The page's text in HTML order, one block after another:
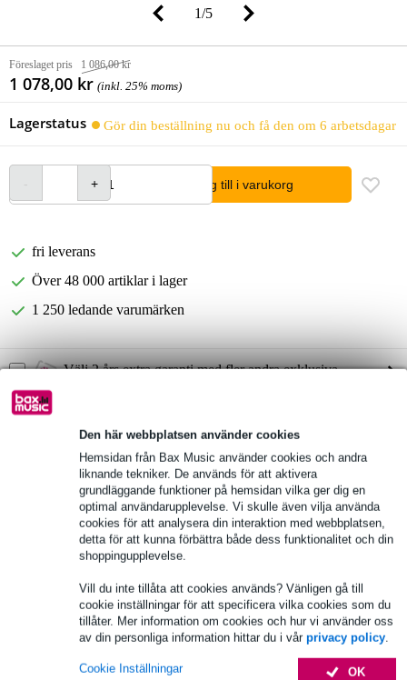
Den här webbplatsen använder cookies
Hemsidan från Bax Music använder cookies och andra
liknande tekniker. De används för att aktivera
grundläggande funktioner på hemsidan vilka ger dig en
optimal användarupplevelse. Vi skulle även vilja använda
cookies för att analysera din interaktion med webbplatsen,
detta för att kunna förbättra både dess funktionalitet och din
shoppingupplevelse.
Vill du inte tillåta att cookies används? Vänligen gå till
cookie inställningar för att specificera vilka cookies som du
tillåter. Mer information om cookies och hur vi använder oss
av din personliga information hittar du i vår privacy policy.
OK
Cookie Inställningar
1/5
Föreslaget pris 1 086,00 kr
1 078,00 kr (inkl. 25% moms)
Lagerstatus Gör din beställning nu och få den om 6 arbetsdagar
lägg till i varukorg
fri leverans
Över 48 000 artiklar i lager
1 250 ledande varumärken
Välj 2 års extra garanti med fler andra exklusiva
Produktinformation
högtalarkonstruktion: 2-vägs koaxial
bashögtalarens diameter: 13 cm (5")
Fullständiga specifikationer
Tillbehör (7)